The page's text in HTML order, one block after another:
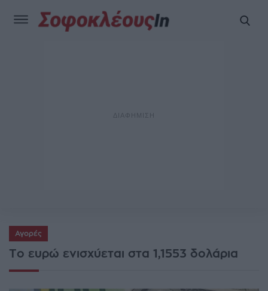
Αγορές
Το ευρώ ενισχύεται στα 1,1553 δολάρια